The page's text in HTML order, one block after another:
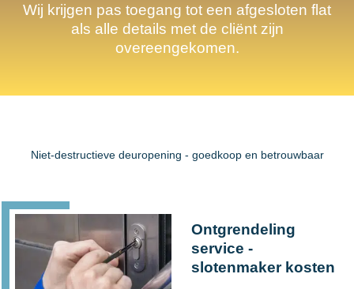
Wij krijgen pas toegang tot een afgesloten flat
als alle details met de cliënt zijn
overeengekomen.
Niet-destructieve deuropening - goedkoop en betrouwbaar
Ontgrendeling
service -
slotenmaker kosten